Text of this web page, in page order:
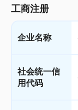
工商注册
企业名称
社会统一信
用代码